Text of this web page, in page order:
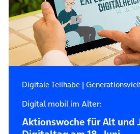
Digitale Teilhabe|
Digital mobil im Alter:
Aktionswoche für Alt und